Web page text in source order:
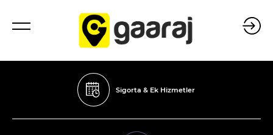
Sigorta & Ek Hizmetler